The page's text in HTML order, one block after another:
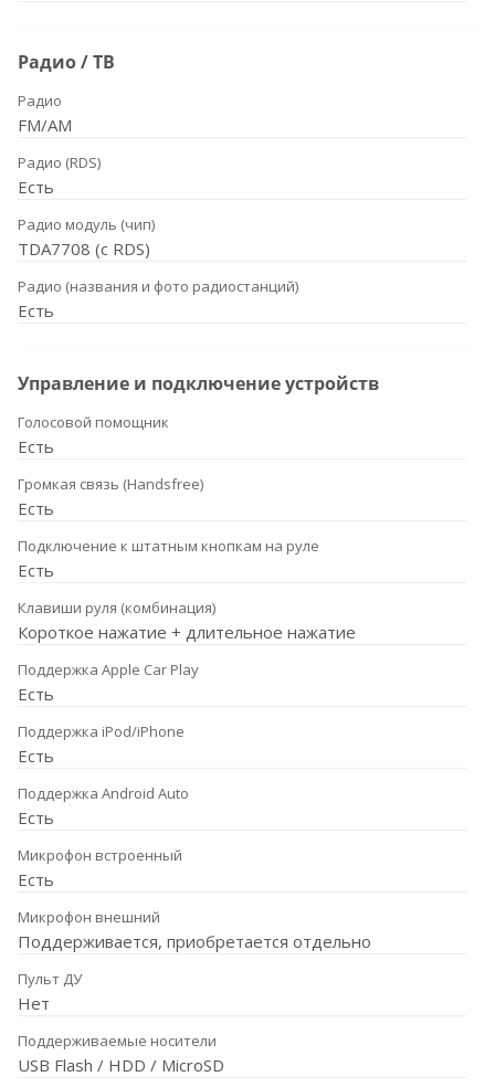
Радио / ТВ
Радио
FM/AM
Радио (RDS)
Есть
Радио модуль (чип)
TDA7708 (с RDS)
Радио (названия и фото радиостанций)
Есть
Управление и подключение устройств
Голосовой помощник
Есть
Громкая связь (Handsfree)
Есть
Подключение к штатным кнопкам на руле
Есть
Клавиши руля (комбинация)
Короткое нажатие + длительное нажатие
Поддержка Apple Car Play
Есть
Поддержка iPod/iPhone
Есть
Поддержка Android Auto
Есть
Микрофон встроенный
Есть
Микрофон внешний
Поддерживается, приобретается отдельно
Пульт ДУ
Нет
Поддерживаемые носители
USB Flash / HDD / MicroSD